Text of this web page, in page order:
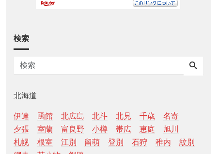
検索
北海道
伊達 函館 北広島 北斗 北見 千歳
名寄
夕張
室蘭 富良野 小樽 帯広 恵庭
旭川
札幌
根室 江別 留萌 登別 石狩 稚内
紋別